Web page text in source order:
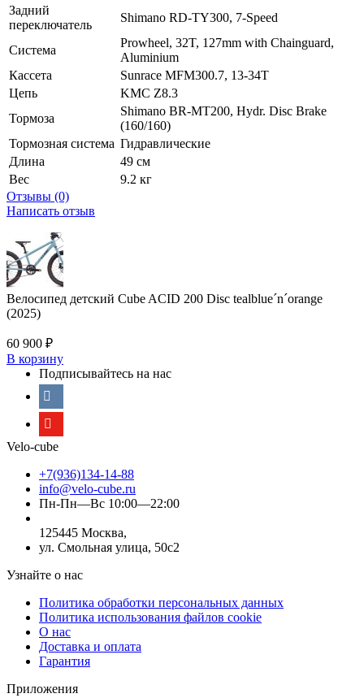
Задний
переключатель
Shimano RD-TY300, 7-Speed
Система
Prowheel, 32T, 127mm with Chainguard,
Aluminium
Кассета
Sunrace MFM300.7, 13-34T
Цепь
KMC Z8.3
Тормоза
Shimano BR-MT200, Hydr. Disc Brake
(160/160)
Тормозная система Гидравлические
Длина
49 см
Вес
9.2 кг
Отзывы (0)
Написать отзыв
Велосипед детский Cube ACID 200 Disc tealblue´n´orange
(2025)
60 900 ₽
В корзину
Подписывайтесь на нас
Velo-cube
+7(936)134-14-88
info@velo-cube.ru
Пн-Пн—Вс 10:00—22:00
125445 Москва,
ул. Смольная улица, 50с2
Узнайте о нас
Политика обработки персональных данных
Политика использования файлов cookie
О нас
Доставка и оплата
Гарантия
Приложения